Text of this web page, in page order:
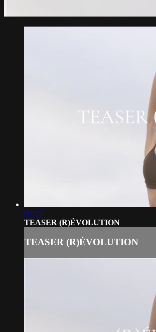
00:25
TEASER (R)ÉVOLUTION
TEASER (R)ÉVOLUTION